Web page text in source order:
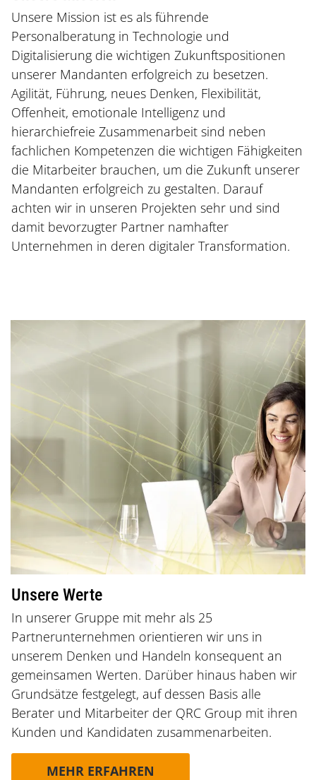
Unsere Mission ist es als führende
Personalberatung in Technologie und
Digitalisierung die wichtigen Zukunftspositionen
unserer Mandanten erfolgreich zu besetzen.
Agilität, Führung, neues Denken, Flexibilität,
Offenheit, emotionale Intelligenz und
hierarchiefreie Zusammenarbeit sind neben
fachlichen Kompetenzen die wichtigen Fähigkeiten
die Mitarbeiter brauchen, um die Zukunft unserer
Mandanten erfolgreich zu gestalten. Darauf
achten wir in unseren Projekten sehr und sind
damit bevorzugter Partner namhafter
Unternehmen in deren digitaler Transformation.
Unsere Werte
In unserer Gruppe mit mehr als 25
Partnerunternehmen orientieren wir uns in
unserem Denken und Handeln konsequent an
gemeinsamen Werten. Darüber hinaus haben wir
Grundsätze festgelegt, auf dessen Basis alle
Berater und Mitarbeiter der QRC Group mit ihren
Kunden und Kandidaten zusammenarbeiten.
MEHR ERFAHREN